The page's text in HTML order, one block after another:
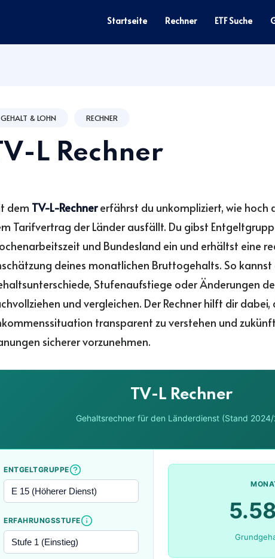
Startseite Rechner ETF Suche
GEHALT & LOHN RECHNER
L Rechner
dem TV-L-Rechnererfährst du unkompliziert, wie hoch
Tarifvertrag der Länder ausfällt. Du gibst
und Bundesland ein und erhältst eine
deines monatlichen Bruttogehalts. So kannst
Stufenaufstiege oder Änderungen
und vergleichen. Der Rechner hilft dir dabei,
transparent zu verstehen und
sicherer vorzunehmen.
TV-L Rechner
Gehaltsrechner für den Länderdienst (Stand
ENTGELTGRUPPE
ERFAHRUNGSSTUFE